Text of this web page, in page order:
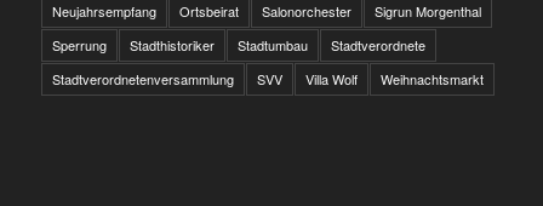
Neujahrsempfang
Ortsbeirat Salonorchester
Sigrun Morgenthal
Sperrung
Stadthistoriker Stadtumbau
Stadtverordnete
Stadtverordnetenversammlung
SVV Villa Wolf Weihnachtsmarkt